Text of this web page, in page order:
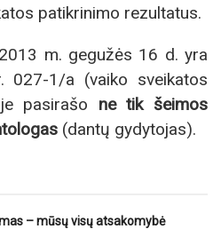
patikrinimo rezultatus.
m. gegužės 16 d. yra
027-1/a (vaiko sveikatos
pasirašo ne tik šeimos
(dantų gydytojas).
– mūsų visų atsakomybė